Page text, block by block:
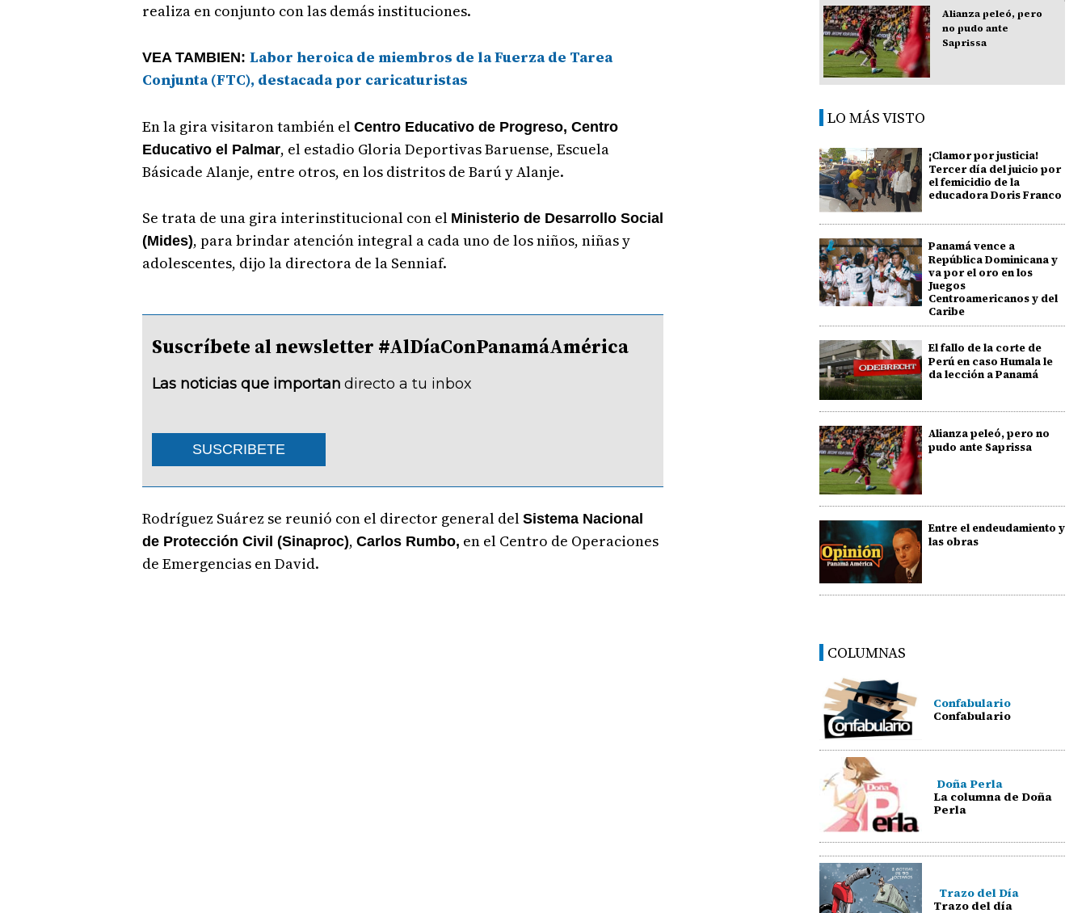
realiza en conjunto con las demás instituciones.
VEA TAMBIEN: Labor heroica de miembros de la Fuerza de Tarea
Conjunta (FTC), destacada por caricaturistas
En la gira visitaron también el Centro Educativo de Progreso, Centro
Educativo el Palmar, el estadio Gloria Deportivas Baruense, Escuela
Básicade Alanje, entre otros, en los distritos de Barú y Alanje.
Se trata de una gira interinstitucional con el Ministerio de Desarrollo Social
(Mides), para brindar atención integral a cada uno de los niños, niñas y
adolescentes, dijo la directora de la Senniaf.
Suscríbete al newsletter #AlDíaConPanamáAmérica
Las noticias que importan directo a tu inbox
SUSCRIBETE
Rodríguez Suárez se reunió con el director general del Sistema Nacional
de Protección Civil (Sinaproc), Carlos Rumbo, en el Centro de Operaciones
de Emergencias en David.
Alianza peleó, pero
no pudo ante
Saprissa
LO MÁS VISTO
¡Clamor por justicia!
Tercer día del juicio por
el femicidio de la
educadora Doris Franco
Panamá vence a
República Dominicana y
va por el oro en los
Juegos
Centroamericanos y del
Caribe
El fallo de la corte de
Perú en caso Humala le
da lección a Panamá
Alianza peleó, pero no
pudo ante Saprissa
Entre el endeudamiento y
las obras
COLUMNAS
Confabulario
Confabulario
Doña Perla
La columna de Doña
Perla
Trazo del Día
Trazo del día